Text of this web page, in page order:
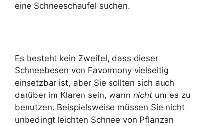
eine Schneeschaufel suchen.
Es besteht kein Zweifel, dass dieser
Schneebesen von Favormony vielseitig
einsetzbar ist, aber Sie sollten sich auch
darüber im Klaren sein, wann nicht um es zu
benutzen. Beispielsweise müssen Sie nicht
unbedingt leichten Schnee von Pflanzen